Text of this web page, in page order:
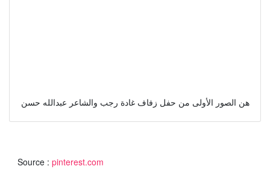
هن الصور الأولى من حفل زفاف غادة رجب والشاعر عبدالله حسن
Source : pinterest.com